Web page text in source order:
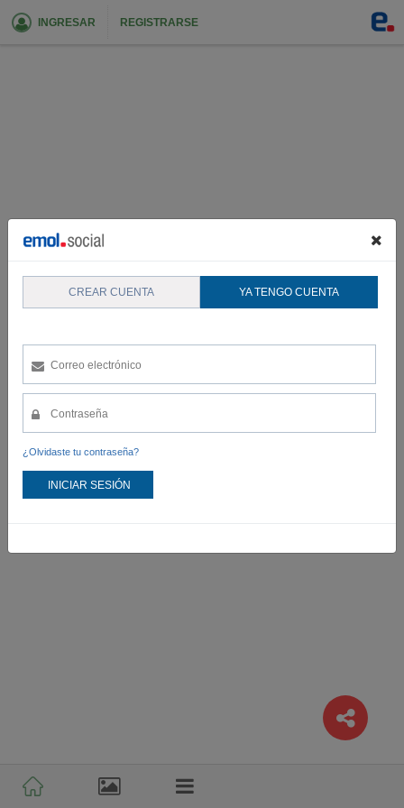
CREAR CUENTA YA TENGO CUENTA
¿Olvidaste tu contraseña?
INICIAR SESIÓN
INGRESAR REGISTRARSE